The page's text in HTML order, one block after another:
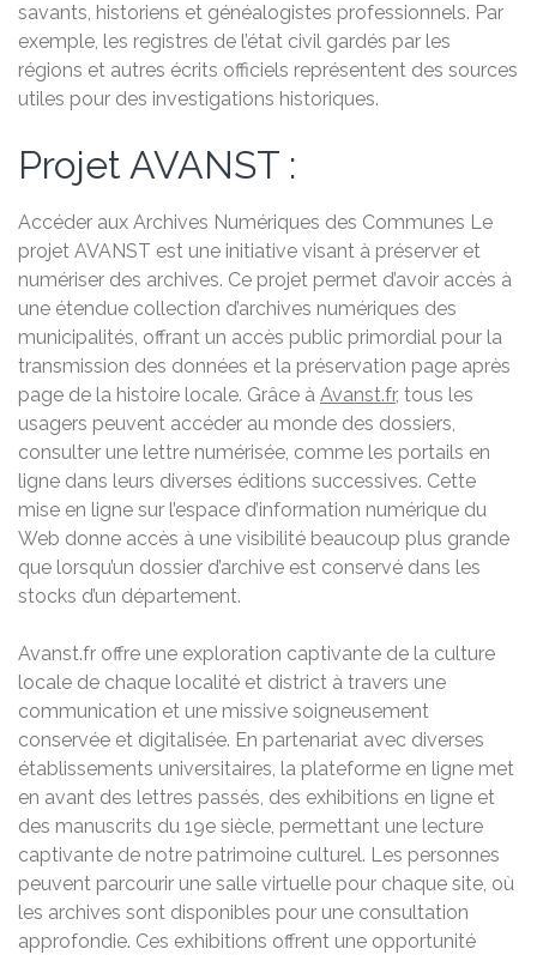
savants, historiens et généalogistes professionnels. Par
exemple, les registres de l’état civil gardés par les
régions et autres écrits officiels représentent des sources
utiles pour des investigations historiques.
Projet AVANST :
Accéder aux Archives Numériques des Communes Le
projet AVANST est une initiative visant à préserver et
numériser des archives. Ce projet permet d’avoir accès à
une étendue collection d’archives numériques des
municipalités, offrant un accès public primordial pour la
transmission des données et la préservation page après
page de la histoire locale. Grâce à Avanst.fr, tous les
usagers peuvent accéder au monde des dossiers,
consulter une lettre numérisée, comme les portails en
ligne dans leurs diverses éditions successives. Cette
mise en ligne sur l’espace d’information numérique du
Web donne accès à une visibilité beaucoup plus grande
que lorsqu’un dossier d’archive est conservé dans les
stocks d’un département.
Avanst.fr offre une exploration captivante de la culture
locale de chaque localité et district à travers une
communication et une missive soigneusement
conservée et digitalisée. En partenariat avec diverses
établissements universitaires, la plateforme en ligne met
en avant des lettres passés, des exhibitions en ligne et
des manuscrits du 19e siècle, permettant une lecture
captivante de notre patrimoine culturel. Les personnes
peuvent parcourir une salle virtuelle pour chaque site, où
les archives sont disponibles pour une consultation
approfondie. Ces exhibitions offrent une opportunité